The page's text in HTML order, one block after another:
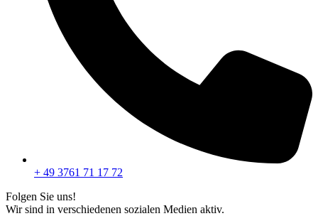
+ 49 3761 71 17 72
Folgen Sie uns!
Wir sind in verschiedenen sozialen Medien aktiv.